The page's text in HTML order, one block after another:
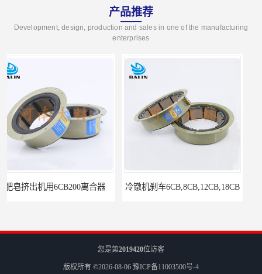
产品推荐
Development, design, production and sales in one of the manufacturing
enterprises
冷镦机刹车6CB,8CB,12CB,18CB Airflex同等6CB200离合器
您是第2019420位访客
版权所有 ©2026-08-06 豫ICP备11003500号-4